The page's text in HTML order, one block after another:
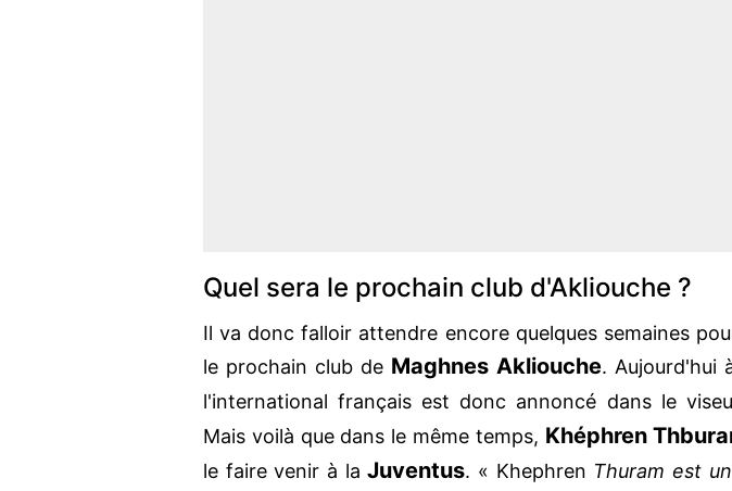
Quel sera le prochain club d'Akliouche ?
Il va donc falloir attendre encore quelques semaines
le prochain club de Maghnes Akliouche. Aujourd'hui
l'international français est donc annoncé dans le
Mais voilà que dans le même temps, Khéphren
le faire venir à laJuventus. « Khephren Thuram est